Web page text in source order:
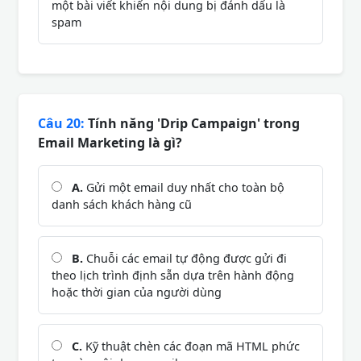
một bài viết khiến nội dung bị đánh dấu là
spam
Câu 20: Tính năng 'Drip Campaign' trong
Email Marketing là gì?
A. Gửi một email duy nhất cho toàn bộ
danh sách khách hàng cũ
B. Chuỗi các email tự động được gửi đi
theo lịch trình định sẵn dựa trên hành động
hoặc thời gian của người dùng
C. Kỹ thuật chèn các đoạn mã HTML phức